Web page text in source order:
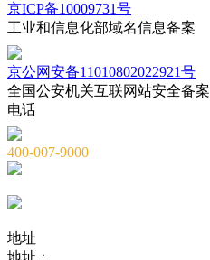
京ICP备10009731号
工业和信息化部域名信息备案
京公网安备11010802022921号
全国公安机关互联网站安全备案
电话
400-007-9000
地址